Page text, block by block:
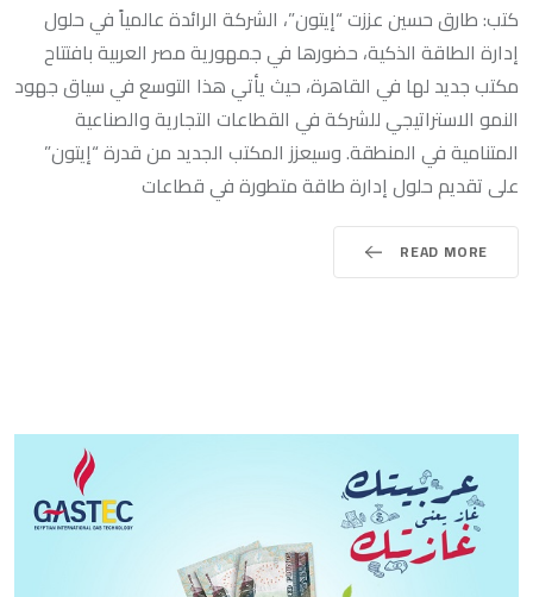
كتب: طارق حسين عززت “إيتون”، الشركة الرائدة عالمياً في حلول
إدارة الطاقة الذكية، حضورها في جمهورية مصر العربية بافتتاح
مكتب جديد لها في القاهرة، حيث يأتي هذا التوسع في سياق جهود
النمو الاستراتيجي للشركة في القطاعات التجارية والصناعية
المتنامية في المنطقة. وسيعزز المكتب الجديد من قدرة “إيتون”
على تقديم حلول إدارة طاقة متطورة في قطاعات
READ MORE